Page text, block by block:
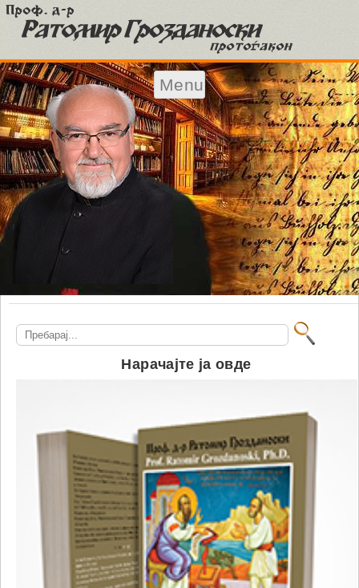
Menu
Skip to content
Search
for:
Нарачајте ја овде